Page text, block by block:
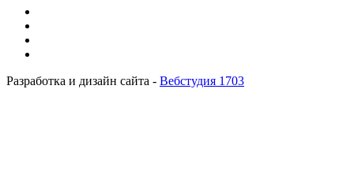
Разработка и дизайн сайта - Вебстудия 1703